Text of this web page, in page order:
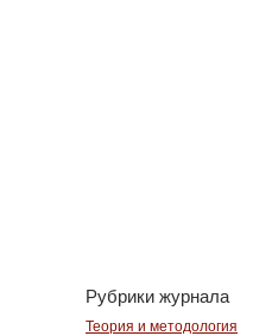
Рубрики журнала
Теория и методология